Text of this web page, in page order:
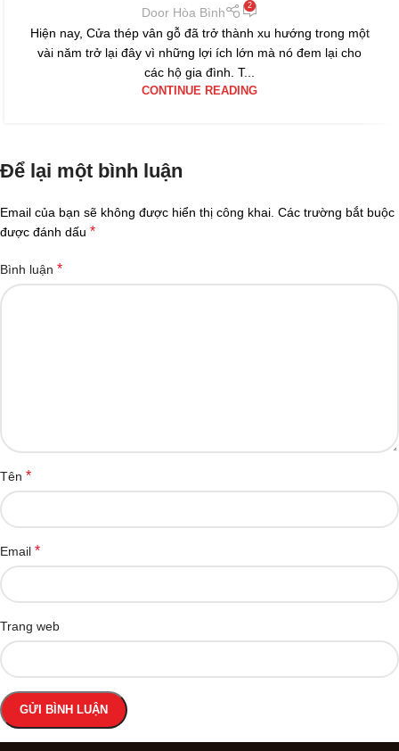
Door Hòa Bình 2
Hiện nay, Cửa thép vân gỗ đã trở thành xu hướng trong một
vài năm trở lại đây vì những lợi ích lớn mà nó đem lại cho
các hộ gia đình. T...
CONTINUE READING
Để lại một bình luận
Email của bạn sẽ không được hiển thị công khai. Các trường bắt buộc
được đánh dấu *
Bình luận *
Tên *
Email *
Trang web